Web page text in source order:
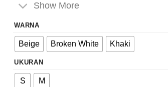
Show More
WARNA
Beige Broken White Khaki
UKURAN
S M